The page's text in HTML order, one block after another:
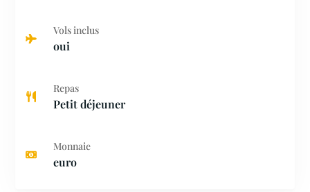
Vols inclus
oui
Repas
Petit déjeuner
Monnaie
euro